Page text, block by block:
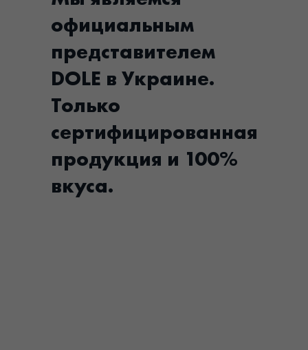
официальным
представителем
DOLE в Украине.
Только
сертифицированная
продукция и 100%
вкуса.